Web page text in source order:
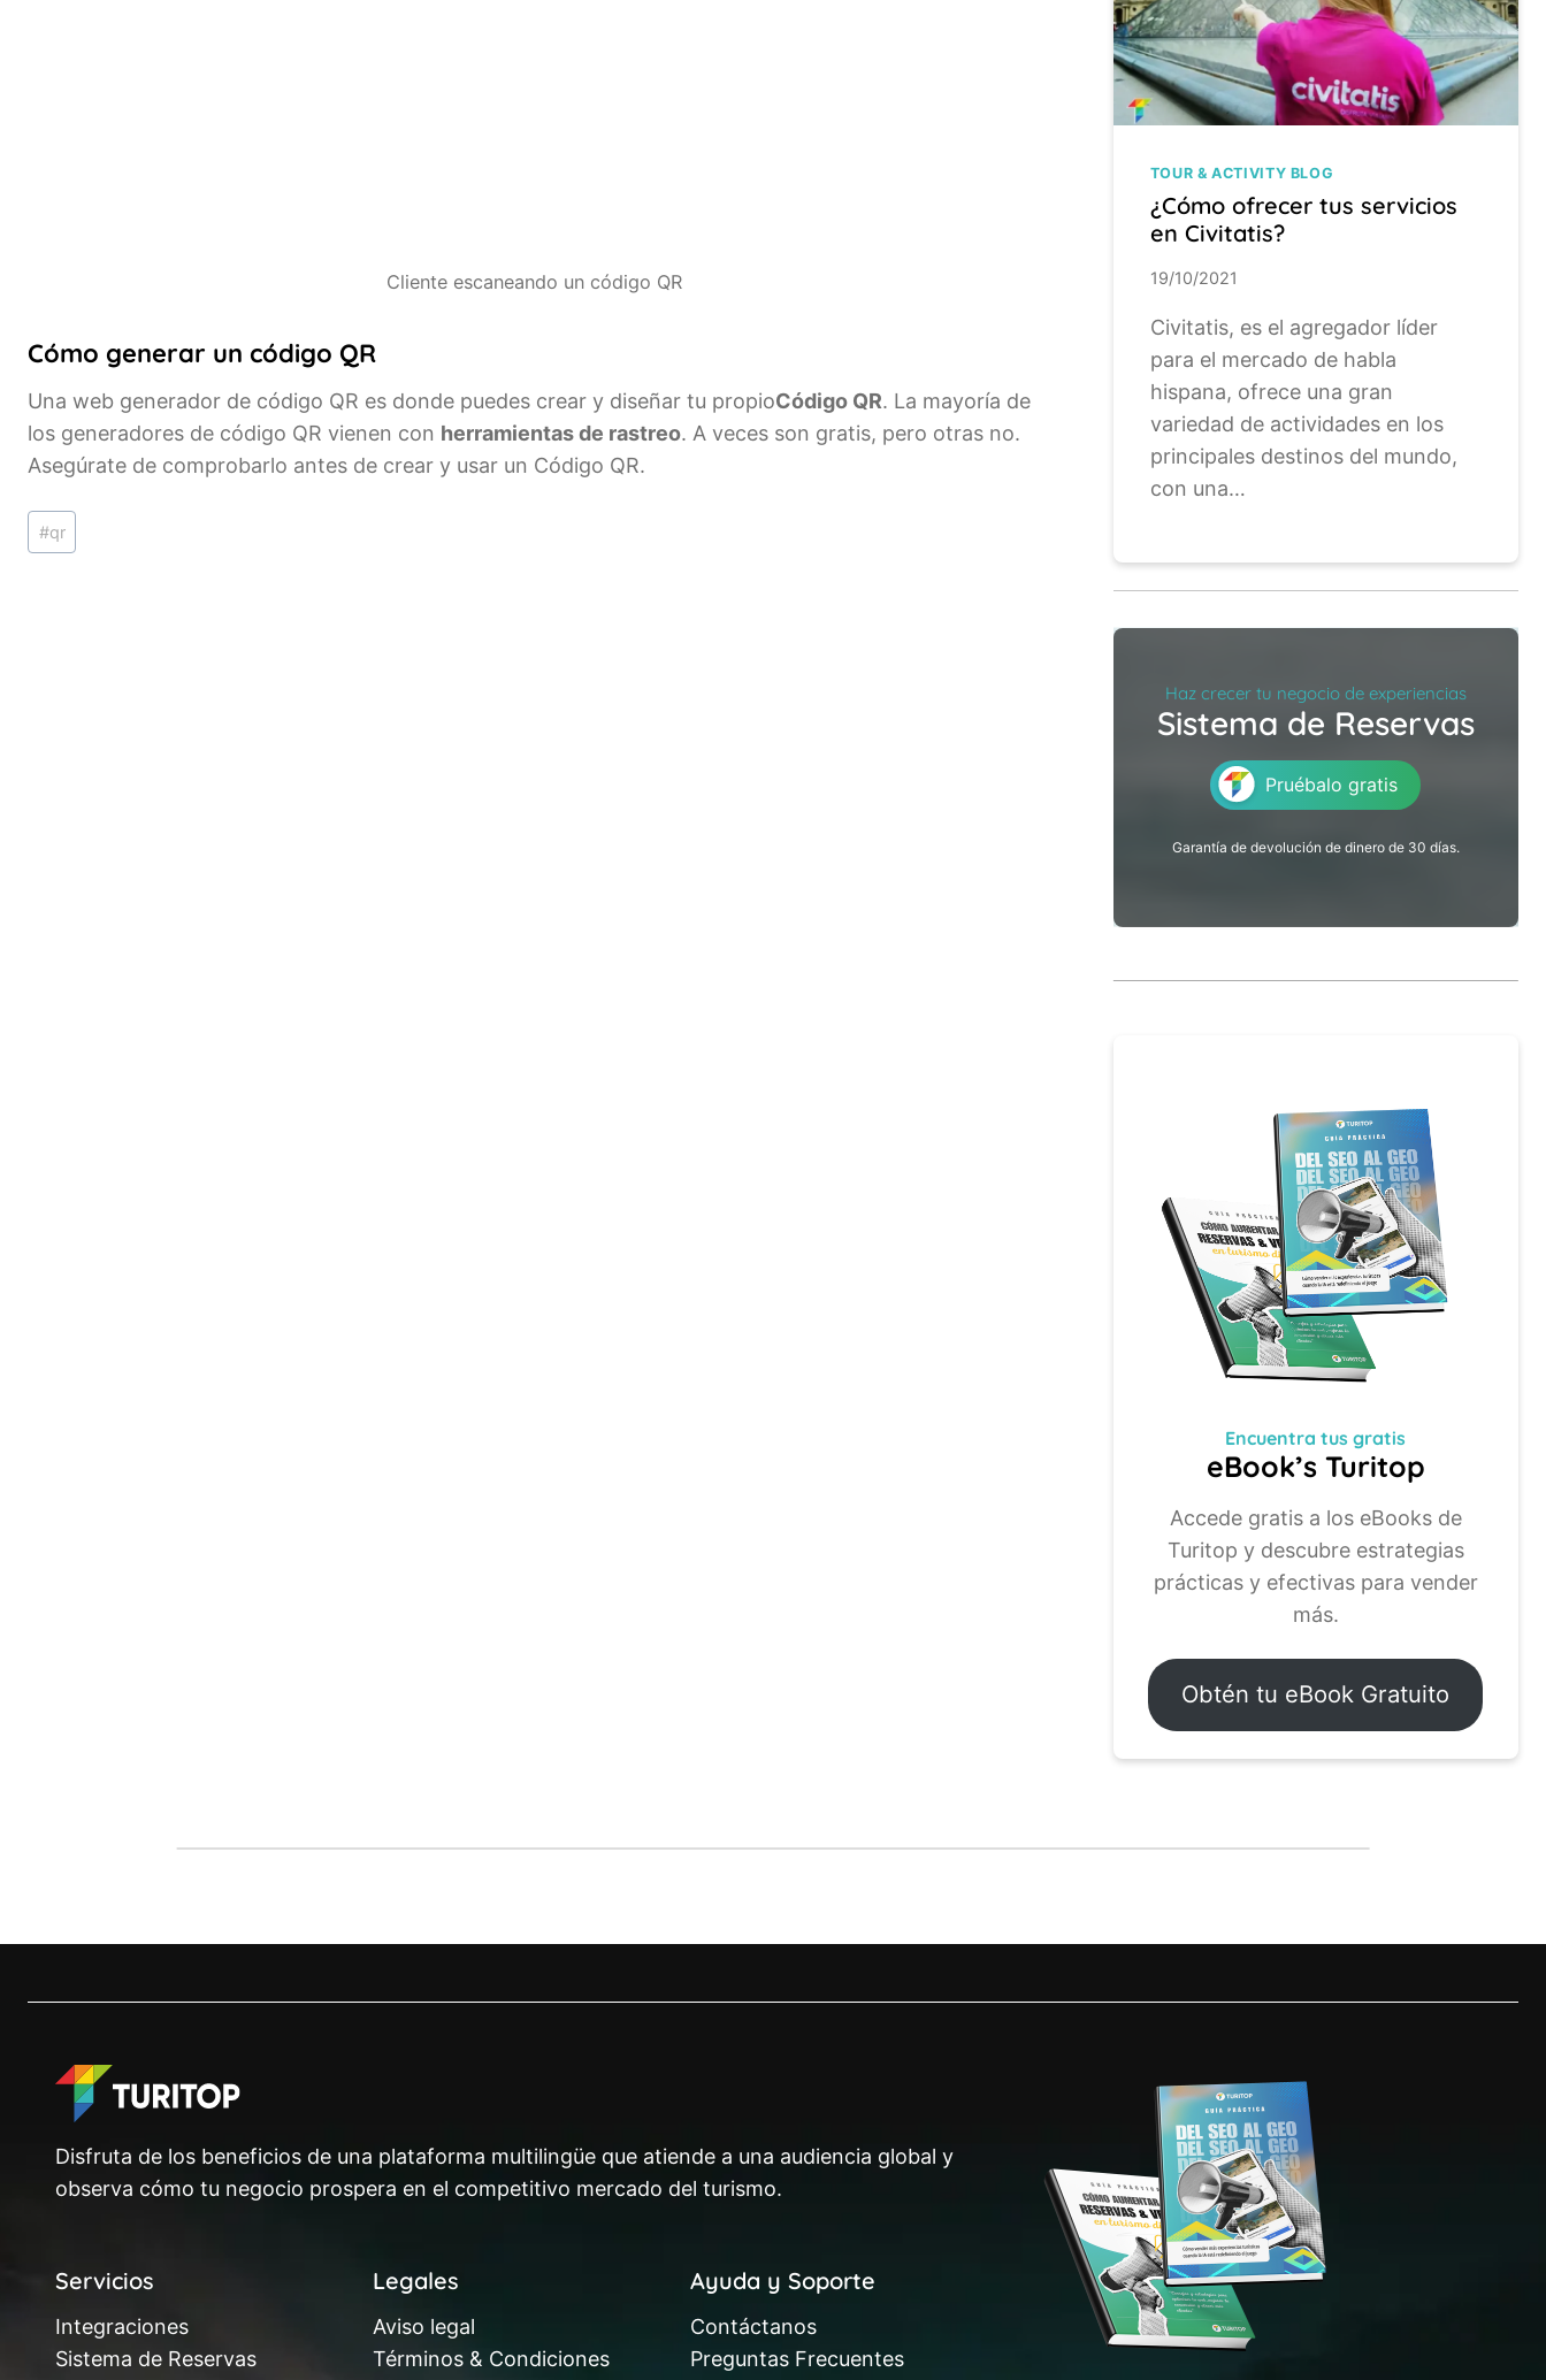
Cliente escaneando un código QR
Cómo generar un código QR
Una web generador de código QR es donde puedes crear y diseñar tu propioCódigo QR. La mayoría de
los generadores de código QR vienen con herramientas de rastreo. A veces son gratis, pero otras no.
Asegúrate de comprobarlo antes de crear y usar un Código QR.
Etiquetas
de
#qr
TOUR & ACTIVITY BLOG
¿Cómo ofrecer tus servicios
en Civitatis?
19/10/2021
Civitatis, es el agregador líder
para el mercado de habla
hispana, ofrece una gran
variedad de actividades en los
principales destinos del mundo,
con una…
Haz crecer tu negocio de experiencias
Sistema de Reservas
Pruébalo gratis
Garantía de devolución de dinero de 30 días.
Encuentra tus gratis
eBook’s Turitop
Accede gratis a los eBooks de
Turitop y descubre estrategias
prácticas y efectivas para vender
más.
Obtén tu eBook Gratuito
Disfruta de los beneficios de una plataforma multilingüe que atiende a una audiencia global y
observa cómo tu negocio prospera en el competitivo mercado del turismo.
Servicios
Integraciones
Sistema de Reservas
Legales
Aviso legal
Términos & Condiciones
Ayuda y Soporte
Contáctanos
Preguntas Frecuentes